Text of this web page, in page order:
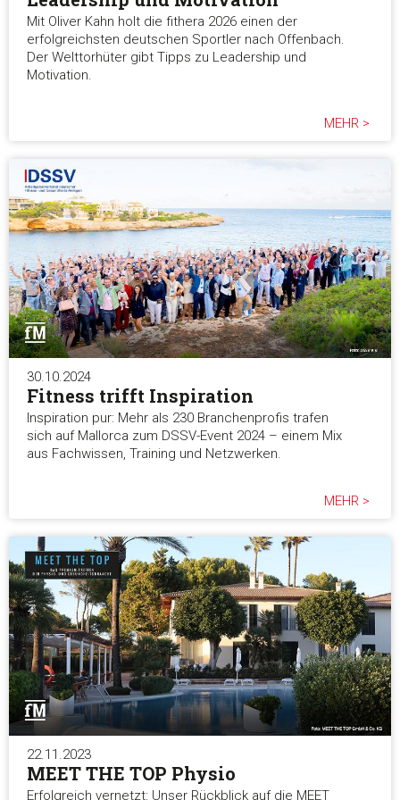
Marketing
Auswahl erlauben
Alle ablehnen
Mit Oliver Kahn holt die fithera 2026 einen der
erfolgreichsten deutschen Sportler nach Offenbach.
Der Welttorhüter gibt Tipps zu Leadership und
Motivation.
MEHR >
30.10.2024
Fitness trifft Inspiration
Inspiration pur: Mehr als 230 Branchenprofis trafen
sich auf Mallorca zum DSSV-Event 2024 – einem Mix
aus Fachwissen, Training und Netzwerken.
MEHR >
22.11.2023
MEET THE TOP Physio
Erfolgreich vernetzt: Unser Rückblick auf die MEET